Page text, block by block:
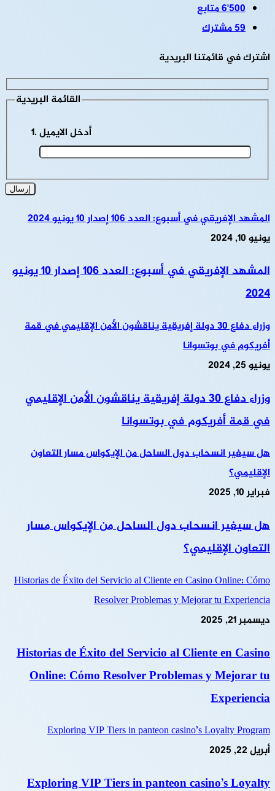
6٬500متابع
59مشترك
اشترك في قائمتنا البريدية
القائمة البريدية
المشهد الإفريقي في أسبوع: العدد 106 إصدار 10 يونيو 2024
يونيو 10, 2024
المشهد الإفريقي في أسبوع: العدد 106 إصدار 10 يونيو
2024
وزراء دفاع 30 دولة إفريقية يناقشون الأمن الإقليمي في قمة
أفريكوم في بوتسوانا
يونيو 25, 2024
وزراء دفاع 30 دولة إفريقية يناقشون الأمن الإقليمي
في قمة أفريكوم في بوتسوانا
هل سيغير انسحاب دول الساحل من الإيكواس مسار التعاون
الإقليمي؟
فبراير 10, 2025
هل سيغير انسحاب دول الساحل من الإيكواس مسار
التعاون الإقليمي؟
Historias de Éxito del Servicio al Cliente en Casino Online: Cómo
Resolver Problemas y Mejorar tu Experiencia
ديسمبر 21, 2025
Historias de Éxito del Servicio al Cliente en Casino
Online: Cómo Resolver Problemas y Mejorar tu
Experiencia
Exploring VIP Tiers in panteon casino’s Loyalty Program
أبريل 22, 2025
Exploring VIP Tiers in panteon casino’s Loyalty